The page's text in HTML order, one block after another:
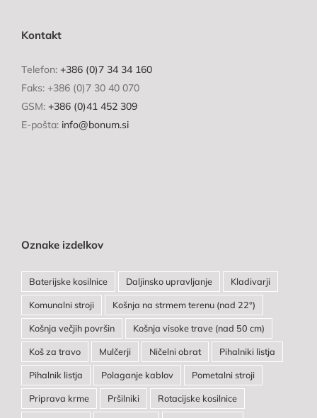
Kontakt
Telefon: +386 (0)7 34 34 160
Faks: +386 (0)7 30 40 070
GSM: +386 (0)41 452 309
E-pošta: info@bonum.si
Oznake izdelkov
Baterijske kosilnice Daljinsko upravljanje Kladivarji
Komunalni stroji Košnja na strmem terenu (nad 22°)
Košnja večjih površin Košnja visoke trave (nad 50 cm)
Koš za travo Mulčerji Ničelni obrat Pihalniki listja
Pihalnik listja Polaganje kablov Pometalni stroji
Priprava krme Pršilniki Rotacijske kosilnice